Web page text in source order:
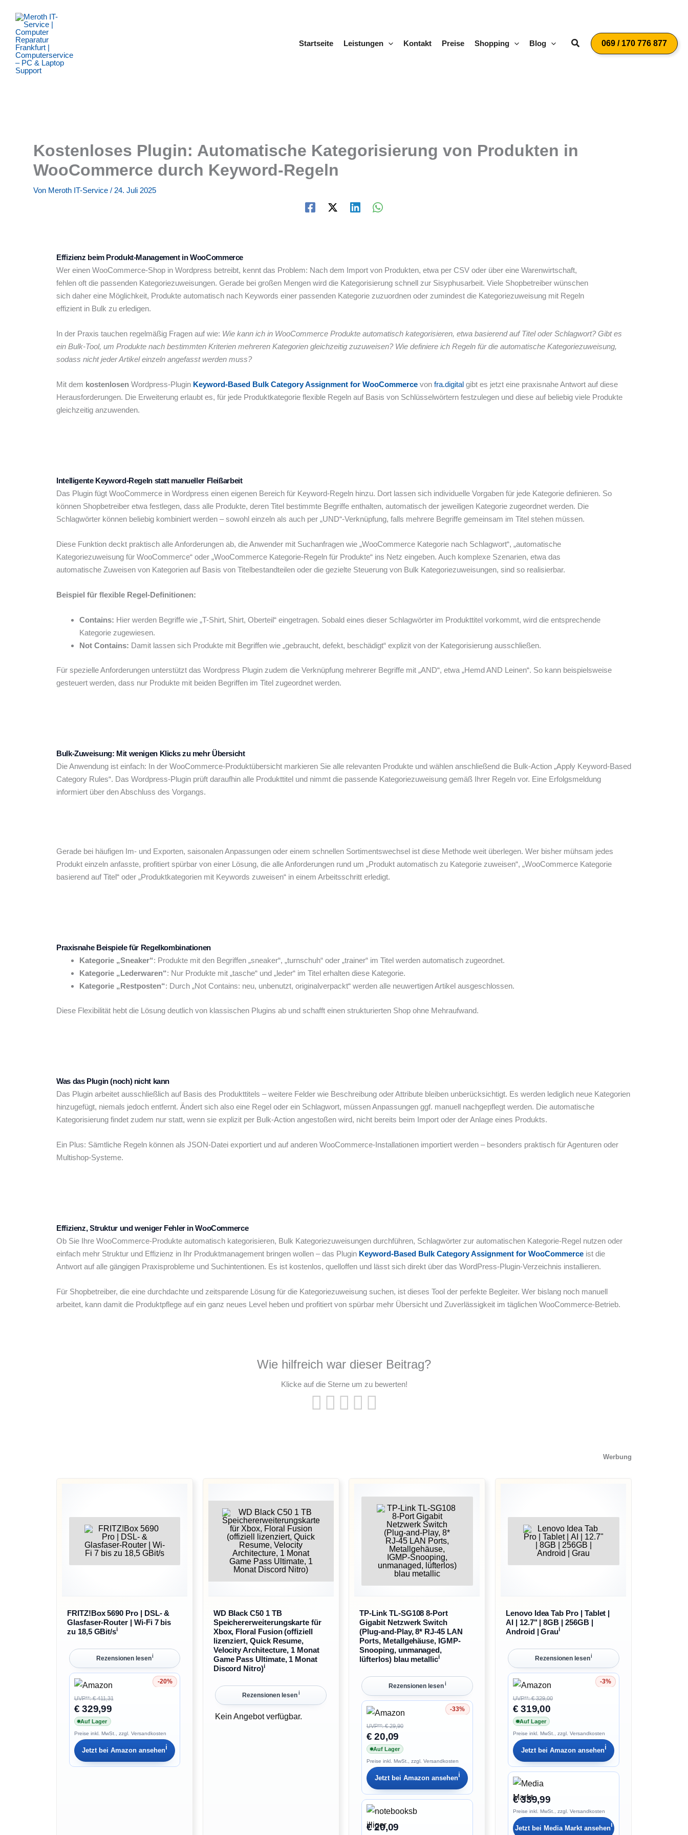
Inhalt
springen
Startseite
Leistungen Kontakt Preise Shopping Blog Suchen069 / 170 776 877
Kostenloses Plugin: Automatische Kategorisierung von Produkten in
WooCommerce durch Keyword-Regeln
Von Meroth IT-Service / 24. Juli 2025
Effizienz beim Produkt-Management in WooCommerce
Wer einen WooCommerce-Shop in Wordpress betreibt, kennt das Problem: Nach dem Import von Produkten, etwa per CSV oder über eine Warenwirtschaft,
fehlen oft die passenden Kategoriezuweisungen. Gerade bei großen Mengen wird die Kategorisierung schnell zur Sisyphusarbeit. Viele Shopbetreiber wünschen
sich daher eine Möglichkeit, Produkte automatisch nach Keywords einer passenden Kategorie zuzuordnen oder zumindest die Kategoriezuweisung mit Regeln
effizient in Bulk zu erledigen.
In der Praxis tauchen regelmäßig Fragen auf wie: Wie kann ich in WooCommerce Produkte automatisch kategorisieren, etwa basierend auf Titel oder Schlagwort? Gibt es
ein Bulk-Tool, um Produkte nach bestimmten Kriterien mehreren Kategorien gleichzeitig zuzuweisen? Wie definiere ich Regeln für die automatische Kategoriezuweisung,
sodass nicht jeder Artikel einzeln angefasst werden muss?
Mit dem kostenlosen Wordpress-Plugin Keyword-Based Bulk Category Assignment for WooCommerce von fra.digital gibt es jetzt eine praxisnahe Antwort auf diese
Herausforderungen. Die Erweiterung erlaubt es, für jede Produktkategorie flexible Regeln auf Basis von Schlüsselwörtern festzulegen und diese auf beliebig viele Produkte
gleichzeitig anzuwenden.
Intelligente Keyword-Regeln statt manueller Fleißarbeit
Das Plugin fügt WooCommerce in Wordpress einen eigenen Bereich für Keyword-Regeln hinzu. Dort lassen sich individuelle Vorgaben für jede Kategorie definieren. So
können Shopbetreiber etwa festlegen, dass alle Produkte, deren Titel bestimmte Begriffe enthalten, automatisch der jeweiligen Kategorie zugeordnet werden. Die
Schlagwörter können beliebig kombiniert werden – sowohl einzeln als auch per „UND“-Verknüpfung, falls mehrere Begriffe gemeinsam im Titel stehen müssen.
Diese Funktion deckt praktisch alle Anforderungen ab, die Anwender mit Suchanfragen wie „WooCommerce Kategorie nach Schlagwort“, „automatische
Kategoriezuweisung für WooCommerce“ oder „WooCommerce Kategorie-Regeln für Produkte“ ins Netz eingeben. Auch komplexe Szenarien, etwa das
automatische Zuweisen von Kategorien auf Basis von Titelbestandteilen oder die gezielte Steuerung von Bulk Kategoriezuweisungen, sind so realisierbar.
Beispiel für flexible Regel-Definitionen:
Contains: Hier werden Begriffe wie „T-Shirt, Shirt, Oberteil“ eingetragen. Sobald eines dieser Schlagwörter im Produkttitel vorkommt, wird die entsprechende
Kategorie zugewiesen.
Not Contains: Damit lassen sich Produkte mit Begriffen wie „gebraucht, defekt, beschädigt“ explizit von der Kategorisierung ausschließen.
Für spezielle Anforderungen unterstützt das Wordpress Plugin zudem die Verknüpfung mehrerer Begriffe mit „AND“, etwa „Hemd AND Leinen“. So kann beispielsweise
gesteuert werden, dass nur Produkte mit beiden Begriffen im Titel zugeordnet werden.
Bulk-Zuweisung: Mit wenigen Klicks zu mehr Übersicht
Die Anwendung ist einfach: In der WooCommerce-Produktübersicht markieren Sie alle relevanten Produkte und wählen anschließend die Bulk-Action „Apply Keyword-Based
Category Rules“. Das Wordpress-Plugin prüft daraufhin alle Produkttitel und nimmt die passende Kategoriezuweisung gemäß Ihrer Regeln vor. Eine Erfolgsmeldung
informiert über den Abschluss des Vorgangs.
Gerade bei häufigen Im- und Exporten, saisonalen Anpassungen oder einem schnellen Sortimentswechsel ist diese Methode weit überlegen. Wer bisher mühsam jedes
Produkt einzeln anfasste, profitiert spürbar von einer Lösung, die alle Anforderungen rund um „Produkt automatisch zu Kategorie zuweisen“, „WooCommerce Kategorie
basierend auf Titel“ oder „Produktkategorien mit Keywords zuweisen“ in einem Arbeitsschritt erledigt.
Praxisnahe Beispiele für Regelkombinationen
Kategorie „Sneaker“: Produkte mit den Begriffen „sneaker“, „turnschuh“ oder „trainer“ im Titel werden automatisch zugeordnet.
Kategorie „Lederwaren“: Nur Produkte mit „tasche“ und „leder“ im Titel erhalten diese Kategorie.
Kategorie „Restposten“: Durch „Not Contains: neu, unbenutzt, originalverpackt“ werden alle neuwertigen Artikel ausgeschlossen.
Diese Flexibilität hebt die Lösung deutlich von klassischen Plugins ab und schafft einen strukturierten Shop ohne Mehraufwand.
Was das Plugin (noch) nicht kann
Das Plugin arbeitet ausschließlich auf Basis des Produkttitels – weitere Felder wie Beschreibung oder Attribute bleiben unberücksichtigt. Es werden lediglich neue Kategorien
hinzugefügt, niemals jedoch entfernt. Ändert sich also eine Regel oder ein Schlagwort, müssen Anpassungen ggf. manuell nachgepflegt werden. Die automatische
Kategorisierung findet zudem nur statt, wenn sie explizit per Bulk-Action angestoßen wird, nicht bereits beim Import oder der Anlage eines Produkts.
Ein Plus: Sämtliche Regeln können als JSON-Datei exportiert und auf anderen WooCommerce-Installationen importiert werden – besonders praktisch für Agenturen oder
Multishop-Systeme.
Effizienz, Struktur und weniger Fehler in WooCommerce
Ob Sie Ihre WooCommerce-Produkte automatisch kategorisieren, Bulk Kategoriezuweisungen durchführen, Schlagwörter zur automatischen Kategorie-Regel nutzen oder
einfach mehr Struktur und Effizienz in Ihr Produktmanagement bringen wollen – das Plugin Keyword-Based Bulk Category Assignment for WooCommerce ist die
Antwort auf alle gängigen Praxisprobleme und Suchintentionen. Es ist kostenlos, quelloffen und lässt sich direkt über das WordPress-Plugin-Verzeichnis installieren.
Für Shopbetreiber, die eine durchdachte und zeitsparende Lösung für die Kategoriezuweisung suchen, ist dieses Tool der perfekte Begleiter. Wer bislang noch manuell
arbeitet, kann damit die Produktpflege auf ein ganz neues Level heben und profitiert von spürbar mehr Übersicht und Zuverlässigkeit im täglichen WooCommerce-Betrieb.
Wie hilfreich war dieser Beitrag?
Klicke auf die Sterne um zu bewerten!
Werbung
FRITZ!Box 5690 Pro | DSL- &
Glasfaser-Router | Wi-Fi 7 bis
zu 18,5 GBit/sℹ︎
Rezensionen lesenℹ︎
-20%
Ersparnis 20%
UVP**: € 411,31
€ 329,99
Auf Lager
Preise inkl. MwSt., zzgl. Versandkosten
Jetzt beiAmazon ansehenℹ︎
WD Black C50 1 TB
Speichererweiterungskarte für
Xbox, Floral Fusion (offiziell
lizenziert, Quick Resume,
Velocity Architecture, 1 Monat
Game Pass Ultimate, 1 Monat
Discord Nitro)ℹ︎
Rezensionen lesenℹ︎
Kein Angebot verfügbar.
TP-Link TL-SG108 8-Port
Gigabit Netzwerk Switch
(Plug-and-Play, 8* RJ-45 LAN
Ports, Metallgehäuse, IGMP-
Snooping, unmanaged,
lüfterlos) blau metallicℹ︎
Rezensionen lesenℹ︎
-33%
Ersparnis 33%
UVP**: € 29,90
€ 20,09
Auf Lager
Preise inkl. MwSt., zzgl. Versandkosten
Jetzt bei Amazonansehenℹ︎
€ 20,09
Lenovo Idea Tab Pro | Tablet |
AI | 12.7" | 8GB | 256GB |
Android | Grauℹ︎
Rezensionen lesenℹ︎
-3%
Ersparnis 3%
UVP**: € 329,00
€ 319,00
Auf Lager
Preise inkl. MwSt., zzgl. Versandkosten
Jetzt bei Amazonansehenℹ︎
€ 339,99
Preise inkl. MwSt., zzgl. Versandkosten
Jetzt bei Media Marktansehenℹ︎